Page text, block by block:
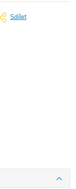
Sdílet